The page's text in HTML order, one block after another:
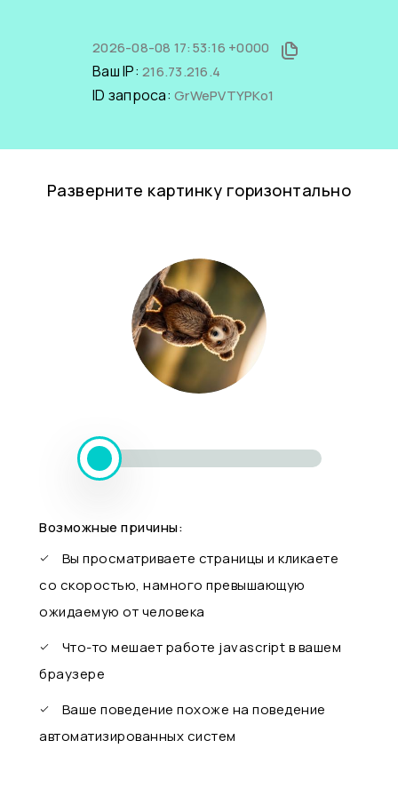
2026-08-08 17:53:16 +0000
Ваш IP: 216.73.216.4
ID запроса: GrWePVTYPKo1
Разверните картинку горизонтально
Возможные причины:
Вы просматриваете страницы и кликаете
со скоростью, намного превышающую
ожидаемую от человека
Что-то мешает работе javascript в вашем
браузере
Ваше поведение похоже на поведение
автоматизированных систем